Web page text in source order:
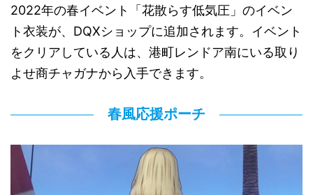
2022年の春イベント「花散らす低気圧」のイベン
ト衣装が、DQXショップに追加されます。イベント
をクリアしている人は、港町レンドア南にいる取り
よせ商チャガナから入手できます。
春風応援ポーチ